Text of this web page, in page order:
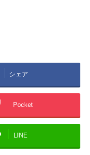
シェア
Pocket
LINE